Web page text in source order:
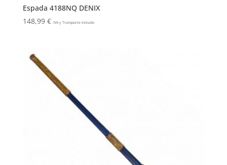
Espada 4188NQ DENIX
148,99 € IVA y Transporte Incluido